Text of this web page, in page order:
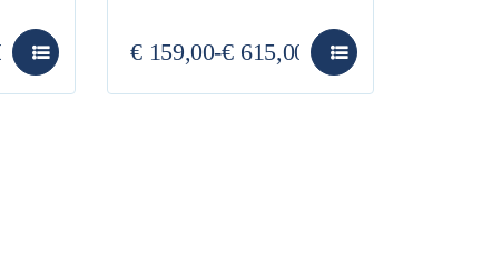
€ 159,00-€ 615,00